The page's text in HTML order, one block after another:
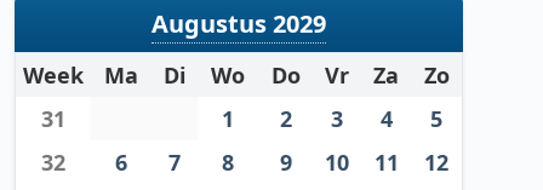
Augustus 2029
Week Ma Di Wo Do Vr Za
Zo
31
1 2 3 4
5
32
6 7 8 9 10 11
12